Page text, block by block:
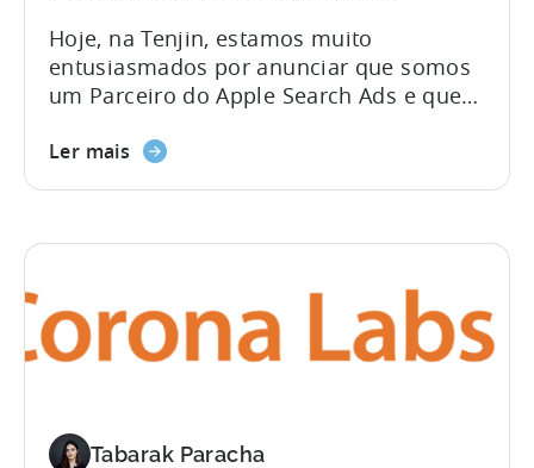
Hoje, na Tenjin, estamos muito
entusiasmados por anunciar que somos
um Parceiro do Apple Search Ads e que
na nossa integração. Ser um Parceiro do
equipa do Apple Search Ads na criação
programadores e comerciantes de jogos
para telemóvel. Isto irá...
Ler mais
Tabarak Paracha